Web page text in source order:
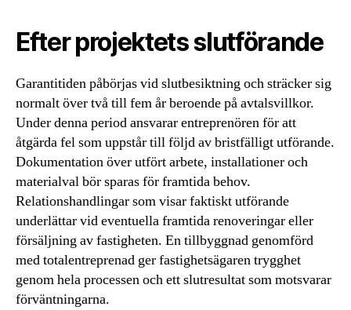
Efter projektets slutförande
Garantitiden påbörjas vid slutbesiktning och sträcker sig
normalt över två till fem år beroende på avtalsvillkor.
Under denna period ansvarar entreprenören för att
åtgärda fel som uppstår till följd av bristfälligt utförande.
Dokumentation över utfört arbete, installationer och
materialval bör sparas för framtida behov.
Relationshandlingar som visar faktiskt utförande
underlättar vid eventuella framtida renoveringar eller
försäljning av fastigheten. En tillbyggnad genomförd
med totalentreprenad ger fastighetsägaren trygghet
genom hela processen och ett slutresultat som motsvarar
förväntningarna.